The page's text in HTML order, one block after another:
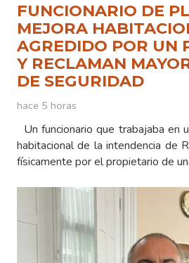
FUNCIONARIO DE
MEJORA
AGREDIDO POR UN
Y RECLAMAN
DE SEGURIDAD
hace 5 horas
Un funcionario que trabajaba en
habitacional de la intendencia de
físicamente por el propietario de